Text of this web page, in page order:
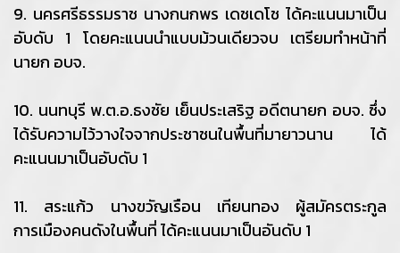
9. นครศรีธรรมราช นางกนกพร เดชเดโช ได้คะแนนมาเป็น
อับดับ 1 โดยคะแนนนำแบบม้วนเดียวจบ เตรียมทำหน้าที่
นายก อบจ.
10. นนทบุรี พ.ต.อ.ธงชัย เย็นประเสริฐ อดีตนายก อบจ. ซึ่ง
ได้รับความไว้วางใจจากประชาชนในพื้นที่มายาวนาน ได้
คะแนนมาเป็นอับดับ 1
11. สระแก้ว นางขวัญเรือน เทียนทอง ผู้สมัครตระกูล
การเมืองคนดังในพื้นที่ ได้คะแนนมาเป็นอันดับ 1